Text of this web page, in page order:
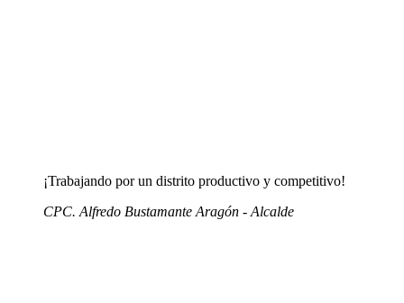
¡Trabajando por un distrito productivo y competitivo!
CPC. Alfredo Bustamante Aragón - Alcalde